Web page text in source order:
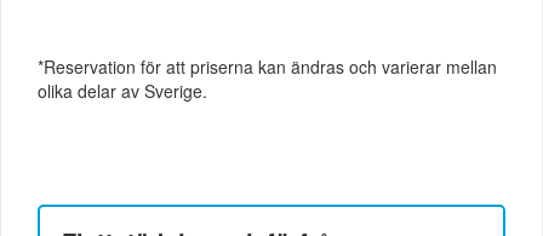
*Reservation för att priserna kan ändras och varierar mellan
olika delar av Sverige.